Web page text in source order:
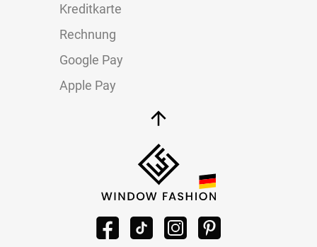
Kreditkarte
Rechnung
Google Pay
Apple Pay